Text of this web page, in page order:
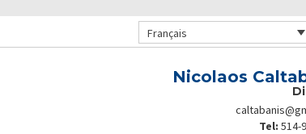
Français
Nicolaos
Tel: 514-